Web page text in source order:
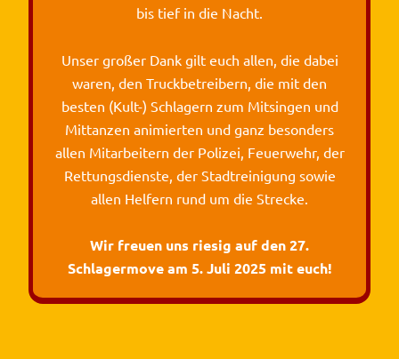
bis tief in die Nacht.
Unser großer Dank gilt euch allen, die dabei
waren, den Truckbetreibern, die mit den
besten (Kult-) Schlagern zum Mitsingen und
Mittanzen animierten und ganz besonders
allen Mitarbeitern der Polizei, Feuerwehr, der
Rettungsdienste, der Stadtreinigung sowie
allen Helfern rund um die Strecke.
Wir freuen uns riesig auf den 27.
Schlagermove am 5. Juli 2025 mit euch!